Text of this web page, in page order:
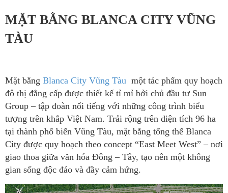
MẶT BẰNG BLANCA CITY VŨNG
TÀU
Mặt bằng Blanca City Vũng Tàu một tác phẩm quy hoạch
đô thị đẳng cấp được thiết kế tỉ mỉ bởi chủ đầu tư Sun
Group – tập đoàn nổi tiếng với những công trình biểu
tượng trên khắp Việt Nam. Trải rộng trên diện tích 96 ha
tại thành phố biển Vũng Tàu, mặt bằng tổng thể Blanca
City được quy hoạch theo concept “East Meet West” – nơi
giao thoa giữa văn hóa Đông – Tây, tạo nên một không
gian sống độc đáo và đầy cảm hứng.